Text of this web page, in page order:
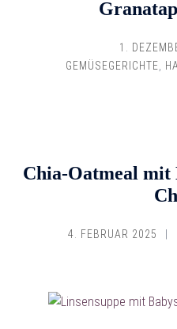
1.
GEMÜSEGERICHTE
Chia-Oatmeal mit
4. FEBRUAR 2025